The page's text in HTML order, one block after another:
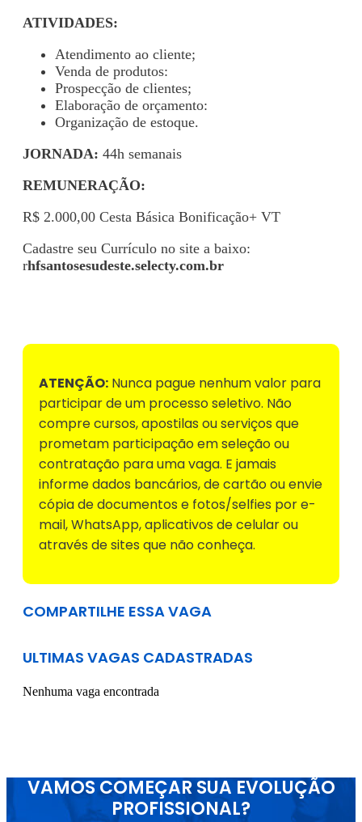
ATIVIDADES:
Atendimento ao cliente;
Venda de produtos:
Prospecção de clientes;
Elaboração de orçamento:
Organização de estoque.
JORNADA: 44h semanais
REMUNERAÇÃO:
R$ 2.000,00 Cesta Básica Bonificação+ VT
Cadastre seu Currículo no site a baixo:
rhfsantosesudeste.selecty.com.br
ATENÇÃO: Nunca pague nenhum valor para
participar de um processo seletivo. Não
compre cursos, apostilas ou serviços que
prometam participação em seleção ou
contratação para uma vaga. E jamais
informe dados bancários, de cartão ou envie
cópia de documentos e fotos/selfies por e-
mail, WhatsApp, aplicativos de celular ou
através de sites que não conheça.
COMPARTILHE ESSA VAGA
ULTIMAS VAGAS CADASTRADAS
Nenhuma vaga encontrada
VAMOS COMEÇAR SUA EVOLUÇÃO
PROFISSIONAL?